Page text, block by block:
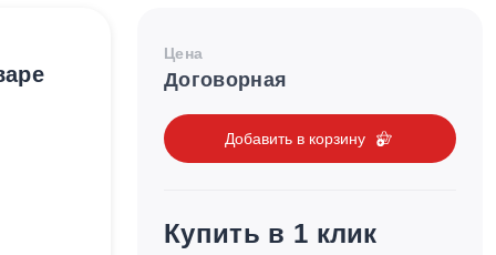
Цена
Договорная
Добавить в корзину
Купить в 1 клик